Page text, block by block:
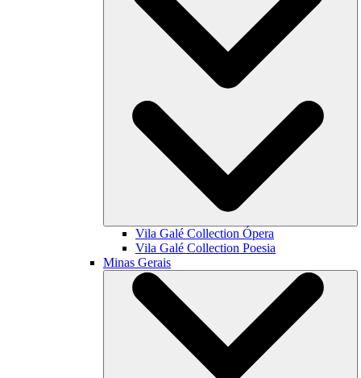
Vila Galé Collection Ópera
Vila Galé Collection Poesia
Minas Gerais